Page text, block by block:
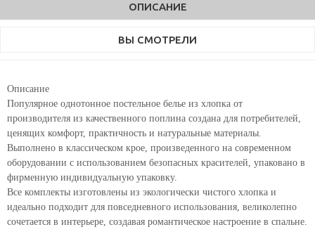
ОПИСАНИЕ
ВЫ СМОТРЕЛИ
Описание
Популярное однотонное постельное белье из хлопка от
производителя из качественного поплина создана для потребителей,
ценящих комфорт, практичность и натуральные материалы.
Выполнено в классическом крое, произведенного на современном
оборудовании с использованием безопасных красителей, упаковано в
фирменную индивидуальную упаковку.
Все комплекты изготовлены из экологически чистого хлопка и
идеально подходит для повседневного использования, великолепно
сочетается в интерьере, создавая романтическое настроение в спальне.